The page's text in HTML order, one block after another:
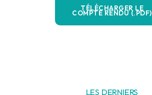
TÉLÉCHARGER LE
COMPTE RENDU (.PDF)
LES DERNIERS